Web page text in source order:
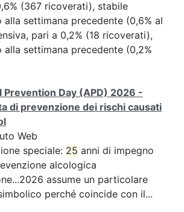
(367 ricoverati), stabile
alla settimana precedente (0,6% al
pari a 0,2% (18 ricoverati),
alla settimana precedente (0,2%
Prevention Day (APD) 2026 -
di prevenzione dei rischi causati
Web
speciale: 25 anni di impegno
alcologica
assume un particolare
perché coincide con il...